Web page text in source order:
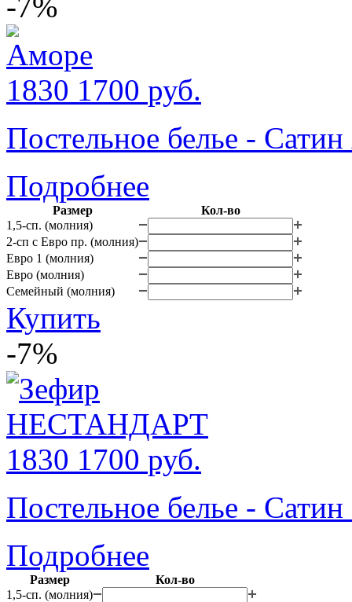
1830 1700 руб.
Постельное белье -
Подробнее
Размер
Кол-во
1,5-сп. (молния)
2-сп с Евро пр. (молния)
Евро 1 (молния)
Евро (молния)
Семейный (молния)
Купить
-7%
1830 1700 руб.
Постельное белье -
Подробнее
Размер
Кол-во
1,5-сп. (молния)